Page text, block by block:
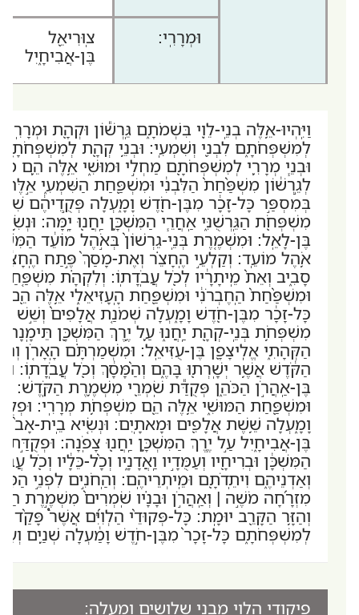
וּמְרָרִֽי:
צֽוּרִיאֵ֖ל
בֶּן-אֲבִיחָ֑יִל
וַיִּֽהְיוּ-אֵ֥לֶּה בְנֵֽי-לֵוִ֖י בִּשְׁמֹתָ֑ם גֵּֽרְשׁ֕וֹן וּקְהָ֖ת
לְמִשְׁפְּחֹתָ֑ם לִבְנִ֖י וְשִׁמְעִֽי: וּבְנֵ֥י קְהָ֖ת לְמִשְׁפְּחֹתָ֑ם
וּבְנֵ֧י מְרָרִ֛י לְמִשְׁפְּחֹתָ֖ם מַחְלִ֣י וּמוּשִׁ֑י אֵ֥לֶּה הֵ֛ם
לְגֵ֣רְשׁ֔וֹן מִשְׁפַּ֨חַת֙ הַלִּבְנִ֔י וּמִשְׁפַּ֖חַת הַשִּׁמְעִ֑י
בְּמִסְפַּ֣ר כָּל-זָכָ֔ר מִבֶּן-חֹ֖דֶשׁ וָמָ֑עְלָה פְּקֻ֣דֵיהֶ֔ם
מִשְׁפְּחֹ֖ת הַגֵּֽרְשֻׁנִּ֑י אַֽחֲרֵ֧י הַמִּשְׁכָּ֛ן יַֽחֲנ֖וּ יָֽמָּה:
בֶּן-לָאֵֽל: וּמִשְׁמֶ֤רֶת בְּנֵֽי-גֵרְשׁוֹן֙ בְּאֹ֣הֶל מוֹעֵ֔ד
אֹ֥הֶל מוֹעֵֽד: וְקַלְעֵ֣י הֶֽחָצֵ֗ר וְאֶת-מָסַךְ֙ פֶּ֣תַח
סָבִ֑יב וְאֵת֙ מֵֽיתָרָ֔יו לְכֹ֖ל עֲבֹֽדָתֽוֹ: וְלִקְהָ֗ת
וּמִשְׁפַּ֨חַת֙ הַֽחֶבְרֹנִ֔י וּמִשְׁפַּ֖חַת הָֽעָזִּיאֵלִ֑י אֵ֥לֶּה
כָּל-זָכָ֔ר מִבֶּן-חֹ֖דֶשׁ וָמָ֑עְלָה שְׁמֹנַ֤ת אֲלָפִים֙
מִשְׁפְּחֹ֥ת בְּנֵֽי-קְהָ֖ת יַֽחֲנ֑וּ עַ֛ל יֶ֥רֶךְ הַמִּשְׁכָּ֖ן
הַקְּהָתִ֑י אֱלִֽיצָפָ֖ן בֶּן-עֻזִּיאֵֽל: וּמִשְׁמַרְתָּ֗ם הָֽאָרֹ֤ן
הַקֹּ֔דֶשׁ אֲשֶׁ֥ר יְשָֽׁרְת֖וּ בָּהֶ֑ם וְהַ֨מָּסָ֔ךְ וְכֹ֖ל עֲבֹֽדָתֽוֹ:
בֶּן-אַֽהֲרֹ֣ן הַכֹּהֵ֑ן פְּקֻדַּ֕ת שֹֽׁמְרֵ֖י מִשְׁמֶ֥רֶת הַקֹּֽדֶשׁ:
וּמִשְׁפַּ֖חַת הַמּוּשִׁ֑י אֵ֥לֶּה הֵ֖ם מִשְׁפְּחֹ֥ת מְרָרִֽי:
וָמָ֑עְלָה שֵׁ֥שֶׁת אֲלָפִ֖ים וּמָאתָֽיִם: וּנְשִׂ֤יא בֵֽית-אָב֙
בֶּן-אֲבִיחָ֑יִל עַ֣ל יֶ֧רֶךְ הַמִּשְׁכָּ֛ן יַֽחֲנ֖וּ צָפֹֽנָה:
הַמִּשְׁכָּ֔ן וּבְרִיחָ֖יו וְעַמֻּדָ֣יו וַֽאֲדָנָ֑יו וְכָ֨ל-כֵּלָ֔יו וְכֹ֖ל
וְאַדְנֵיהֶ֑ם וִיתֵֽדֹתָ֖ם וּמֵֽיתְרֵיהֶֽם: וְהַֽחֹנִ֣ים לִפְנֵ֣י
מִזְרָ֜חָה מֹשֶׁ֣ה | וְאַֽהֲרֹ֣ן וּבָנָ֗יו שֹֽׁמְרִים֙ מִשְׁמֶ֣רֶת
וְהַזָּ֥ר הַקָּרֵ֖ב יוּמָֽת: כָּל-פְּקוּדֵ֨י הַלְוִיִּ֜ם אֲשֶׁר֩ פָּקַ֨ד
לְמִשְׁפְּחֹתָ֑ם כָּל-זָכָר֙ מִבֶּן-חֹ֣דֶשׁ וָמַ֔עְלָה שְׁנַ֥יִם
פיקודי הלוי מבני שלושים ומעלה: